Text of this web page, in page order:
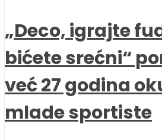
„Deco, igrajte
bićete srećni“
već 27 godina
mlade sportiste